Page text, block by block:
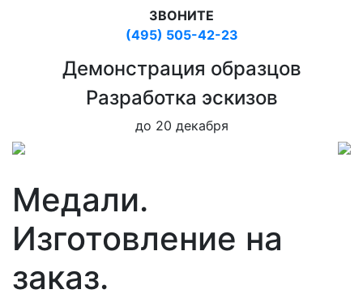
ЗВОНИТЕ
(495) 505-42-23
Дeмонстрация образцов
Pазработка эскизов
до 20 декабря
Медали.
Изготовление на
заказ.